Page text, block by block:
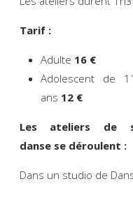
Tarif :
Adulte 16 €
Adolescent de
ans 12 €
Les ateliers de
danse se déroulent :
Dans un studio de